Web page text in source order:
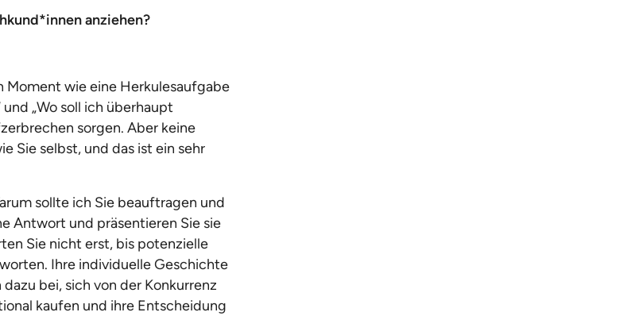
anziehen?
Moment wie eine Herkulesaufgabe
„Wo soll ich überhaupt
sorgen. Aber keine
Sie selbst, und das ist ein sehr
sollte ich Sie beauftragen und
Antwort und präsentieren Sie sie
Sie nicht erst, bis potenzielle
Ihre individuelle Geschichte
bei, sich von der Konkurrenz
kaufen und ihre Entscheidung